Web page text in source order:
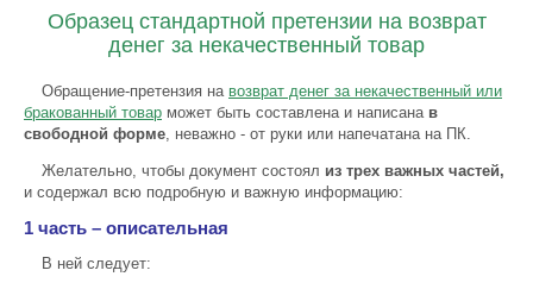
Образец стандартной претензии на возврат
денег за некачественный товар
Обращение-претензия на возврат денег за некачественный или
бракованный товар может быть составлена и написана в
свободной форме, неважно - от руки или напечатана на ПК.
Желательно, чтобы документ состоял из трех важных частей,
и содержал всю подробную и важную информацию:
1 часть – описательная
В ней следует: